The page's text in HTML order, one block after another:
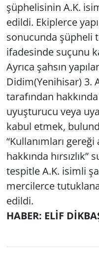
şüphelisinin A.K.
edildi. Ekiplerce
sonucunda şüpheli
ifadesinde suçunu
Ayrıca şahsın
Didim(Yenihisar) 3.
tarafından
uyuşturucu veya
kabul etmek,
“Kullanımları gereği
hakkında hırsızlık”
tespitle A.K. isimli
mercilerce
edildi.
HABER: ELİF
SPOR
Yerel